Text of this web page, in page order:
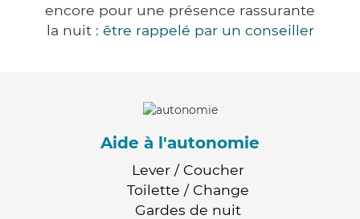
encore pour une présence rassurante
la nuit : être rappelé par un conseiller
Aide à l'autonomie
Lever / Coucher
Toilette / Change
Gardes de nuit